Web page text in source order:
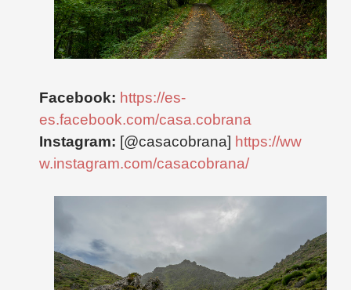
Facebook: https://es-
es.facebook.com/casa.cobrana
Instagram: [@casacobrana] https://ww
w.instagram.com/casacobrana/